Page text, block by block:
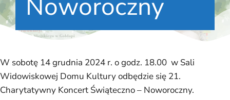
W sobotę 14 grudnia 2024 r. o godz. 18.00 w Sali
Widowiskowej Domu Kultury odbędzie się 21.
Charytatywny Koncert Świąteczno – Noworoczny.